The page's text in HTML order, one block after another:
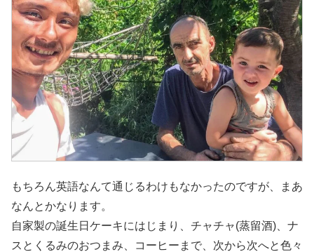
もちろん英語なんて通じるわけもなかったのですが、まあ
なんとかなります。
自家製の誕生日ケーキにはじまり、チャチャ(蒸留酒)、ナ
スとくるみのおつまみ、コーヒーまで、次から次へと色々